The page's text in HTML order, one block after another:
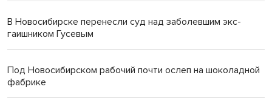
В Новосибирске перенесли суд над заболевшим экс-
гаишником Гусевым
Под Новосибирском рабочий почти ослеп на шоколадной
фабрике